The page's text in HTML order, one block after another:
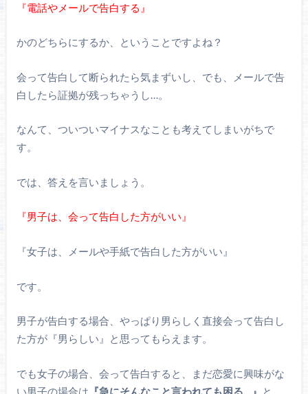
『電話やメールで告白する』
かのどちらにするか、ということですよね？
会って告白して断られたら気まずいし、でも、メールで告
白したら証拠が残っちゃうし…。
なんて、ついついマイナスなことも考えてしまいがちで
す。
では、答えを言いましょう。
『男子は、会って告白した方がいい』
『女子は、メールや手紙で告白した方がいい』
です。
男子が告白する場合、やっぱり男らしく直接会って告白し
た方が『男らしい』と思ってもらえます。
でも女子の場合、会って告白すると、まだ恋愛に興味がな
い男子の場合は 『急にそんなこと言われても困る…』 と、